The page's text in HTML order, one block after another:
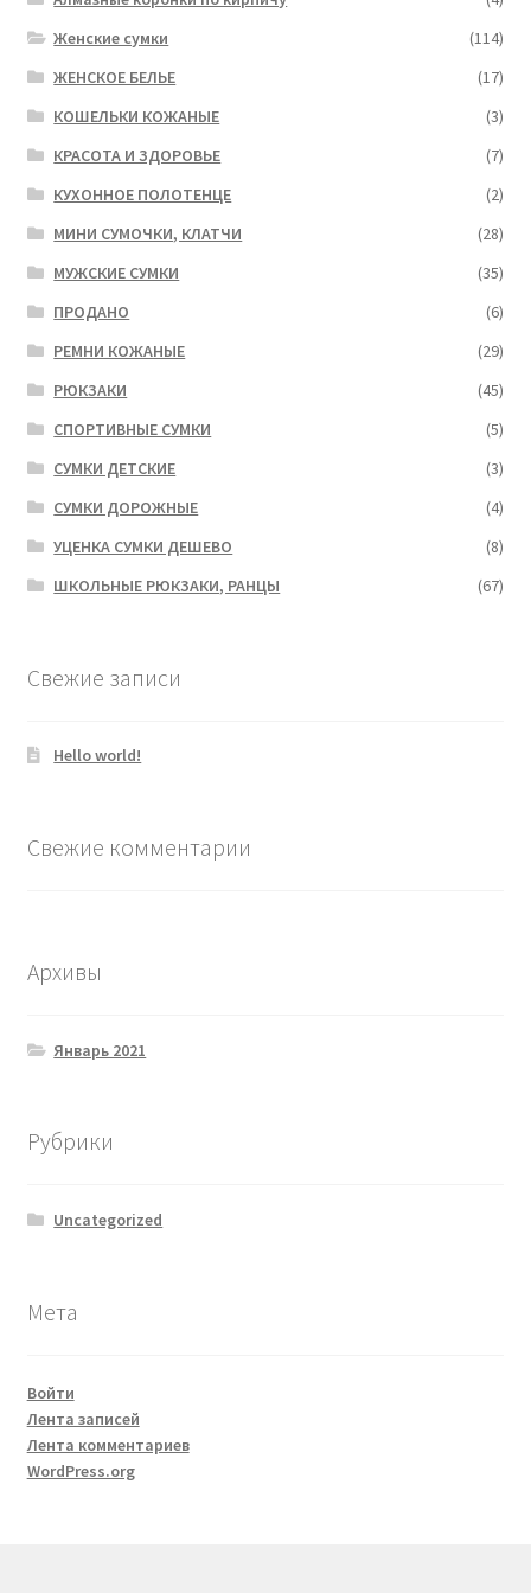
Женские сумки
(114)
ЖЕНСКОЕ БЕЛЬЕ
(17)
КОШЕЛЬКИ КОЖАНЫЕ
(3)
КРАСОТА И ЗДОРОВЬЕ
(7)
КУХОННОЕ ПОЛОТЕНЦЕ
(2)
МИНИ СУМОЧКИ, КЛАТЧИ
(28)
МУЖСКИЕ СУМКИ
(35)
ПРОДАНО
(6)
РЕМНИ КОЖАНЫЕ
(29)
РЮКЗАКИ
(45)
СПОРТИВНЫЕ СУМКИ
(5)
СУМКИ ДЕТСКИЕ
(3)
СУМКИ ДОРОЖНЫЕ
(4)
УЦЕНКА СУМКИ ДЕШЕВО
(8)
ШКОЛЬНЫЕ РЮКЗАКИ, РАНЦЫ
(67)
Свежие записи
Hello world!
Свежие комментарии
Архивы
Январь 2021
Рубрики
Uncategorized
Мета
Войти
Лента записей
Лента комментариев
WordPress.org